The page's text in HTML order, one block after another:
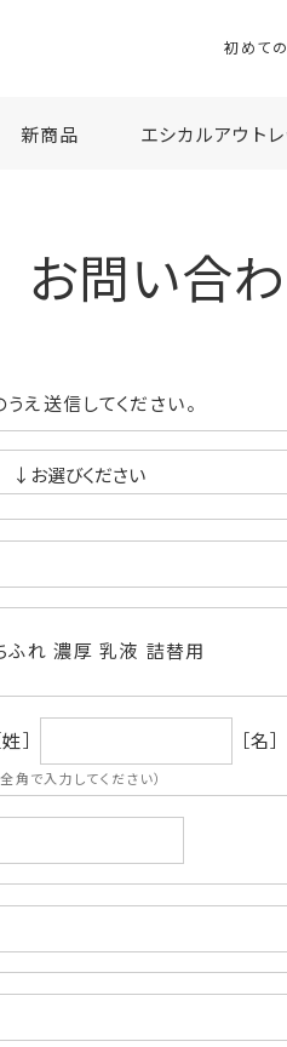
初めて
新商品 エシカルアウトレ
お問い合
え送信してください。
ふれ 濃厚 乳液 詰替用
［姓］ ［名］
全角で入力してください）